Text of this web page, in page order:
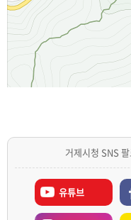
거제시청 SNS
유튜브